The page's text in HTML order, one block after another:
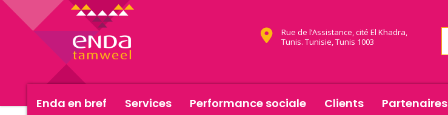
Rue de l’Assistance, cité El Khadra,
Tunis. Tunisie, Tunis 1003
Enda en bref Services Performance sociale Clients Partenaires